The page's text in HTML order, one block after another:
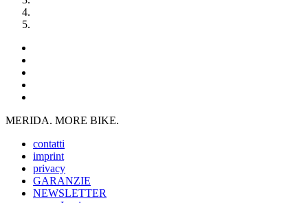
MERIDA. MORE BIKE.
contatti
imprint
privacy
GARANZIE
NEWSLETTER